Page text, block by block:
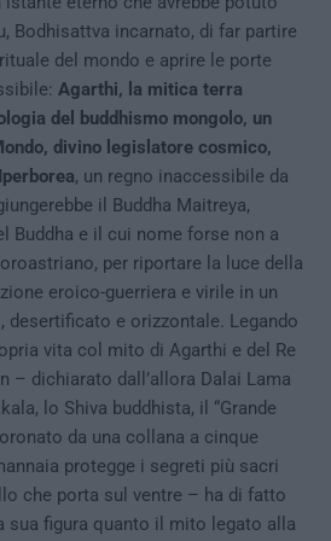
Bodhisattva incarnato, di far partire
del mondo e aprire le porte
Agarthi, la mitica terra
del buddhismo mongolo, un
divino legislatore cosmico,
, un regno inaccessibile da
il Buddha Maitreya,
Buddha e il cui nome forse non a
per riportare la luce della
eroico-guerriera e virile in un
desertificato e orizzontale. Legando
vita col mito di Agarthi e del Re
– dichiarato dall’allora Dalai Lama
lo Shiva buddhista, il “Grande
da una collana a cinque
protegge i segreti più sacri
che porta sul ventre – ha di fatto
sua figura quanto il mito legato alla